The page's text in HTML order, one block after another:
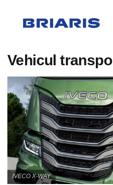
Vehicul
IVECO X-WAY